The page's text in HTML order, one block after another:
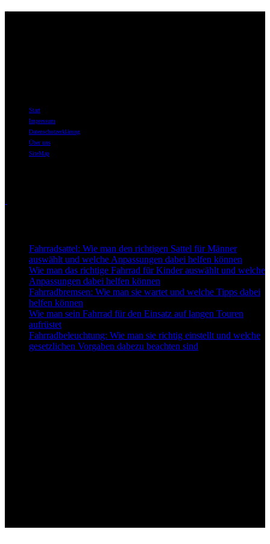
Start
Impressum
Datenschutzerklärung
Über uns
SiteMap
Fahrradsattel: Wie man den richtigen Sattel für Männer
auswählt und welche Anpassungen dabei helfen können
Wie man das richtige Fahrrad für Kinder auswählt und welche
Anpassungen dabei helfen können
Fahrradbremsen: Wie man sie wartet und welche Tipps dabei
helfen können
Wie man sein Fahrrad für den Einsatz auf langen Touren
aufrüstet
Fahrradbeleuchtung: Wie man sie richtig einstellt und welche
gesetzlichen Vorgaben dabezu beachten sind